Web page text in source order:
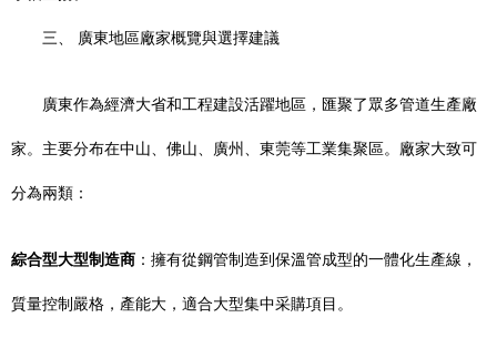
三、 廣東地區廠家概覽與選擇建議
廣東作為經濟大省和工程建設活躍地區，匯聚了眾多管道生產廠
家。主要分布在中山、佛山、廣州、東莞等工業集聚區。廠家大致可
分為兩類：
綜合型大型制造商 ：擁有從鋼管制造到保溫管成型的一體化生產線，
質量控制嚴格，產能大，適合大型集中采購項目。